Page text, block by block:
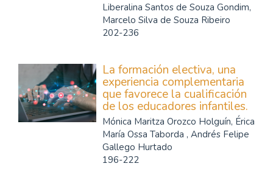
Liberalina Santos de Souza Gondim,
Marcelo Silva de Souza Ribeiro
202-236
La formación electiva, una
experiencia complementaria
que favorece la cualificación
de los educadores infantiles.
Mónica Maritza Orozco Holguín, Érica
María Ossa Taborda , Andrés Felipe
Gallego Hurtado
196-222